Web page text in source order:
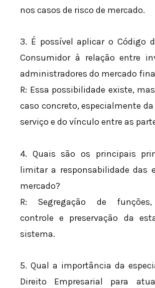
nos casos de risco de mercado.
3. É possível aplicar o Código
Consumidor à relação entre
administradores do mercado
R: Essa possibilidade existe,
caso concreto, especialmente
serviço e do vínculo entre as
4. Quais são os principais
limitar a responsabilidade das
mercado?
R: Segregação de
controle e preservação da
sistema.
5. Qual a importância da
Direito Empresarial para